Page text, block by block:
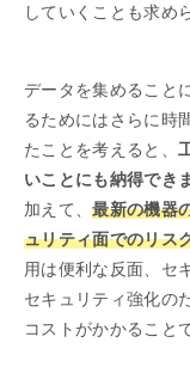
していくことも求め
データを集めること
るためにはさらに時
たことを考えると、
いことにも納得でき
加えて、最新の機器
ュリティ面でのリス
用は便利な反面、セ
セキュリティ強化の
コストがかかること